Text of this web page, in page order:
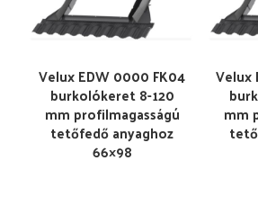
Velux EDW 0000 FK04
burkolókeret 8-120
mm profilmagasságú
tetőfedő anyaghoz
66×98
Velux
mm